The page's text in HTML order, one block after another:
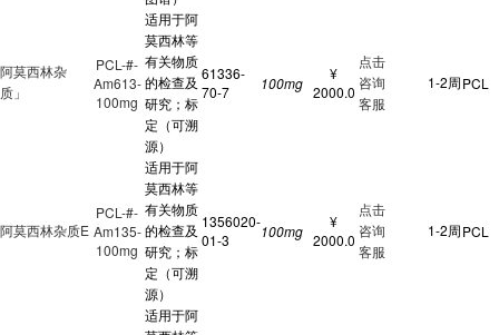
阿莫西林杂
质」
PCL-#-
Am613-
100mg
适用于阿
莫西林等
有关物质
的检查及
研究；标
定（可溯
源）
61336-
70-7
100mg
¥
2000.0
点击
咨询
客服
1-2周PCL
阿莫西林杂质E
PCL-#-
Am135-
100mg
适用于阿
莫西林等
有关物质
的检查及
研究；标
定（可溯
源）
1356020-
01-3
100mg
¥
2000.0
点击
咨询
客服
1-2周PCL
适用于阿